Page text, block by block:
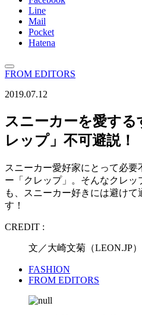
Line
Mail
Pocket
Hatena
FROM EDITORS
2019.07.12
スニーカーを愛する
レップ」不可避説！
スニーカー愛好家にとって必
ー「クレップ」。そんなクレッ
も、スニーカー好きには避け
す！
CREDIT :
文／大崎文菊（LEON.JP）
FASHION
FROM EDITORS